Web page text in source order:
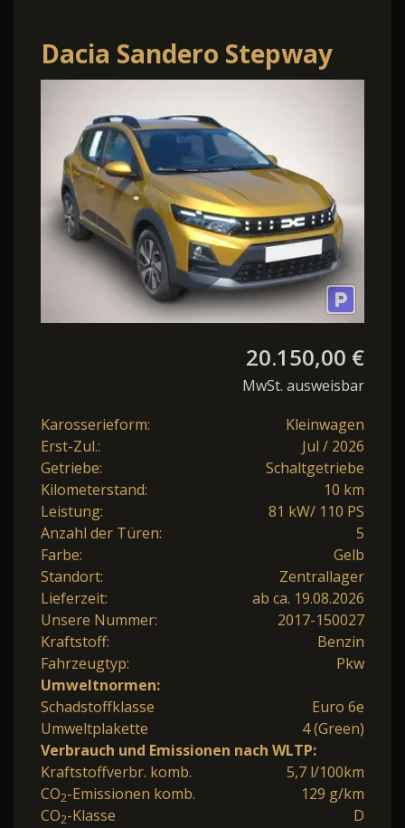
Dacia Sandero Stepway
TCe 110 Expression
Facelift SHZ
20.150,00 €
MwSt. ausweisbar
Karosserieform:
Kleinwagen
Erst-Zul.:
Jul / 2026
Getriebe:
Schaltgetriebe
Kilometerstand:
10 km
Leistung:
81 kW/ 110 PS
Anzahl der Türen:
5
Farbe:
Gelb
Standort:
Zentrallager
Lieferzeit:
ab ca. 19.08.2026
Unsere Nummer:
2017-150027
Kraftstoff:
Benzin
Fahrzeugtyp:
Pkw
Umweltnormen:
Schadstoffklasse
Euro 6e
Umweltplakette
4 (Green)
Verbrauch und Emissionen nach WLTP:
Kraftstoffverbr. komb.
5,7 l/100km
CO2-Emissionen komb.
129 g/km
CO2-Klasse D